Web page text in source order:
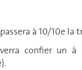
à 10/10e la
confier un à